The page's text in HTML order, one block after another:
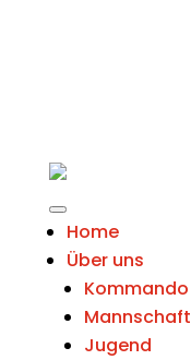
Home
Über uns
Kommando
Mannschaft
Jugend